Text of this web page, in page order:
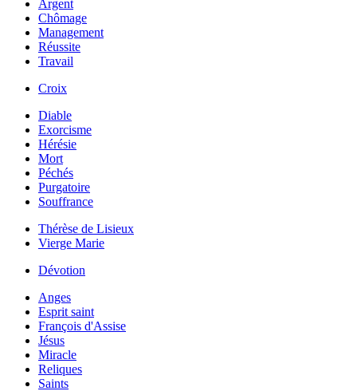
Argent
Chômage
Management
Réussite
Travail
Croix
Diable
Exorcisme
Hérésie
Mort
Péchés
Purgatoire
Souffrance
Thérèse de Lisieux
Vierge Marie
Dévotion
Anges
Esprit saint
François d'Assise
Jésus
Miracle
Reliques
Saints